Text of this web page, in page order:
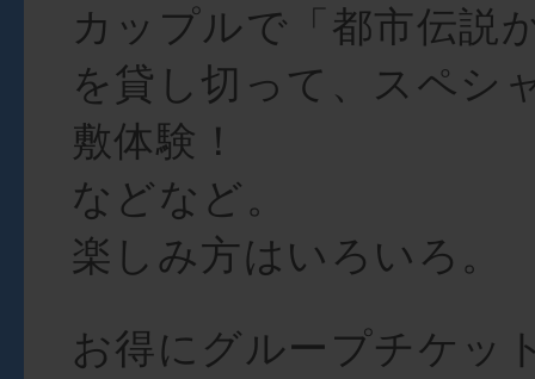
カップルで「都市伝説
を貸し切って、スペシ
敷体験！
などなど。
楽しみ方はいろいろ。
お得にグループチケッ